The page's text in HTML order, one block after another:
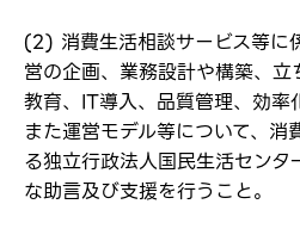
(2) 消費生活相談サービス等に
営の企画、業務設計や構築、
教育、IT導入、品質管理、効率
また運営モデル等について、消
る独立行政法人国民生活セン
な助言及び支援を行うこと。